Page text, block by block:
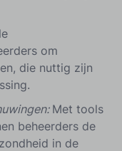
om
die nuttig zijn
Met tools
beheerders de
in de